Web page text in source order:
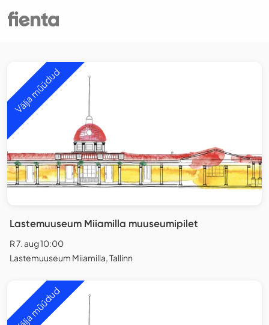
Välja müüdud
Lastemuuseum Miiamilla muuseumipilet
R 7. aug 10:00
Lastemuuseum Miiamilla, Tallinn
Välja müüdud